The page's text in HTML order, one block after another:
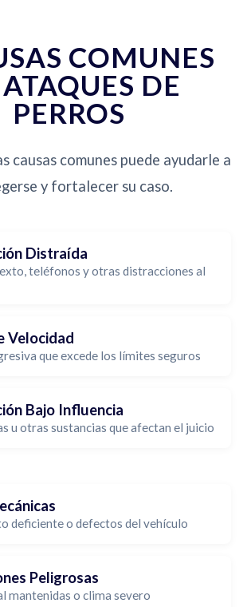
COMUNES
DE
PERROS
causas comunes puede ayudarle a
y fortalecer su caso.
Distraída
teléfonos y otras distracciones al
Velocidad
que excede los límites seguros
Bajo Influencia
u otras sustancias que afectan el juicio
deficiente o defectos del vehículo
Peligrosas
mantenidas o clima severo